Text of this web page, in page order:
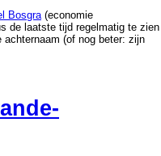
Bosgra (economie
de laatste tijd regelmatig te zien
achternaam (of nog beter: zijn